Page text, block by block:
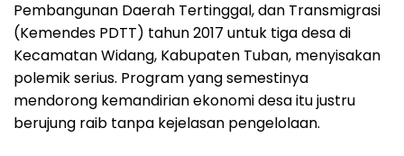
Pembangunan Daerah Tertinggal, dan Transmigrasi
(Kemendes PDTT) tahun 2017 untuk tiga desa di
Kecamatan Widang, Kabupaten Tuban, menyisakan
polemik serius. Program yang semestinya
mendorong kemandirian ekonomi desa itu justru
berujung raib tanpa kejelasan pengelolaan.